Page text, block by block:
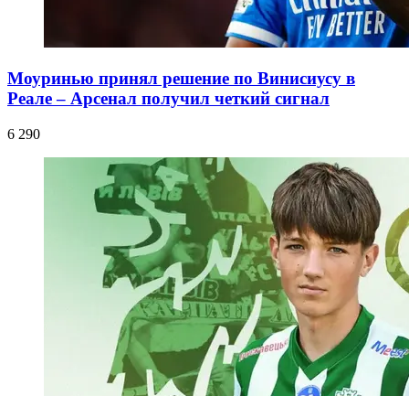
Моуринью принял решение по Винисиусу в
Реале – Арсенал получил четкий сигнал
6 290